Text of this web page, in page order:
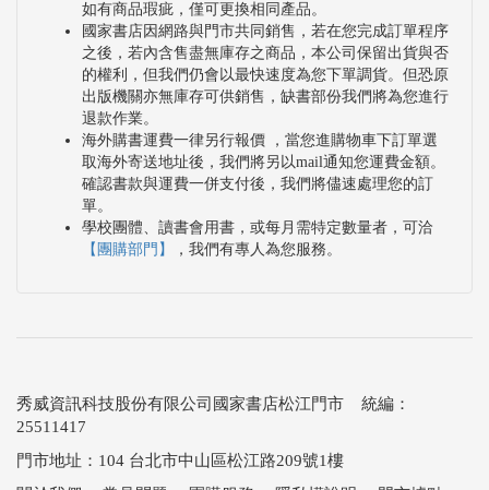
如有商品瑕疵，僅可更換相同產品。
國家書店因網路與門市共同銷售，若在您完成訂單程序
之後，若內含售盡無庫存之商品，本公司保留出貨與否
的權利，但我們仍會以最快速度為您下單調貨。但恐原
出版機關亦無庫存可供銷售，缺書部份我們將為您進行
退款作業。
海外購書運費一律另行報價 ，當您進購物車下訂單選
取海外寄送地址後，我們將另以mail通知您運費金額。
確認書款與運費一併支付後，我們將儘速處理您的訂
單。
學校團體、讀書會用書，或每月需特定數量者，可洽
【團購部門】
，我們有專人為您服務。
秀威資訊科技股份有限公司國家書店松江門市 統編：
25511417
門市地址：104 台北市中山區松江路209號1樓